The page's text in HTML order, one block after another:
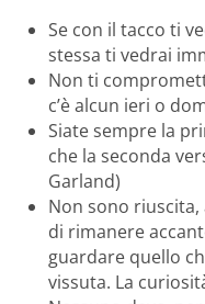
Se con il tacco ti
stessa ti vedrai
Non ti
c’è alcun ieri o
Siate sempre la
che la seconda
Garland)
Non sono
di rimanere
guardare quello
vissuta. La